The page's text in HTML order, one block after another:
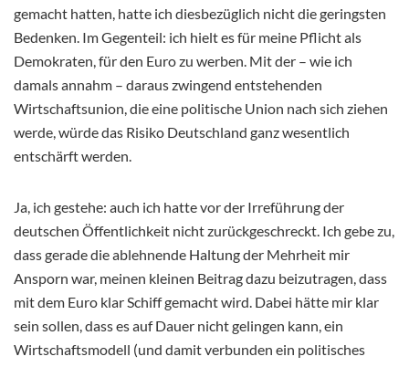
gemacht hatten, hatte ich diesbezüglich nicht die geringsten
Bedenken. Im Gegenteil: ich hielt es für meine Pflicht als
Demokraten, für den Euro zu werben. Mit der – wie ich
damals annahm – daraus zwingend entstehenden
Wirtschaftsunion, die eine politische Union nach sich ziehen
werde, würde das Risiko Deutschland ganz wesentlich
entschärft werden.
Ja, ich gestehe: auch ich hatte vor der Irreführung der
deutschen Öffentlichkeit nicht zurückgeschreckt. Ich gebe zu,
dass gerade die ablehnende Haltung der Mehrheit mir
Ansporn war, meinen kleinen Beitrag dazu beizutragen, dass
mit dem Euro klar Schiff gemacht wird. Dabei hätte mir klar
sein sollen, dass es auf Dauer nicht gelingen kann, ein
Wirtschaftsmodell (und damit verbunden ein politisches